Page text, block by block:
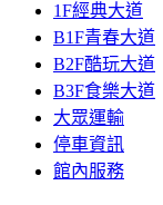
1F經典大道
B1F青春大道
B2F酷玩大道
B3F食樂大道
大眾運輸
停車資訊
館內服務